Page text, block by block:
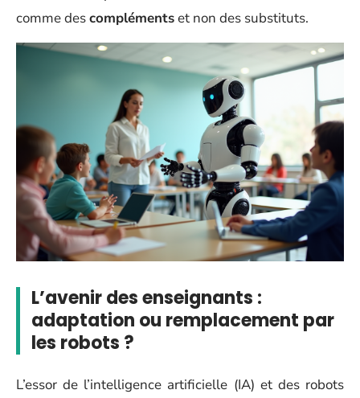
comme descomplémentset non des substituts.
L’avenir des enseignants :
adaptation ou remplacement par
les robots ?
L’essor de l’intelligence artificielle (IA) et des robots